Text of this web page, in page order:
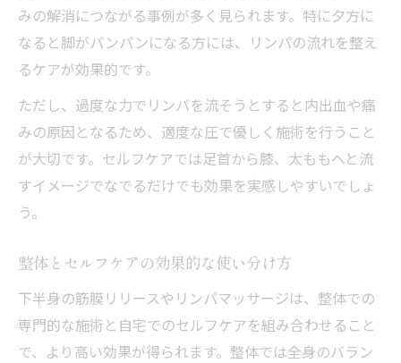
みの解消につながる事例が多く見られます。特に夕方に
なると脚がパンパンになる方には、リンパの流れを整え
るケアが効果的です。
ただし、過度な力でリンパを流そうとすると内出血や痛
みの原因となるため、適度な圧で優しく施術を行うこと
が大切です。セルフケアでは足首から膝、太ももへと流
すイメージでなでるだけでも効果を実感しやすいでしょ
う。
整体とセルフケアの効果的な使い分け方
下半身の筋膜リリースやリンパマッサージは、整体での
専門的な施術と自宅でのセルフケアを組み合わせること
で、より高い効果が得られます。整体では全身のバラン